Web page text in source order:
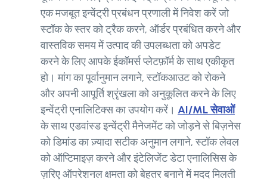
एक मजबूत इन्वेंट्री प्रबंधन प्रणाली में निवेश करें जो
स्टॉक के स्तर को ट्रैक करने, ऑर्डर प्रबंधित करने और
वास्तविक समय में उत्पाद की उपलब्धता को अपडेट
करने के लिए आपके ईकॉमर्स प्लेटफ़ॉर्म के साथ एकीकृत
हो। मांग का पूर्वानुमान लगाने, स्टॉकआउट को रोकने
और अपनी आपूर्ति श्रृंखला को अनुकूलित करने के लिए
इन्वेंट्री एनालिटिक्स का उपयोग करें। AI/ML सेवाओं
के साथ एडवांस्ड इन्वेंट्री मैनेजमेंट को जोड़ने से बिज़नेस
को डिमांड का ज़्यादा सटीक अनुमान लगाने, स्टॉक लेवल
को ऑप्टिमाइज़ करने और इंटेलिजेंट डेटा एनालिसिस के
ज़रिए ऑपरेशनल क्षमता को बेहतर बनाने में मदद मिलती